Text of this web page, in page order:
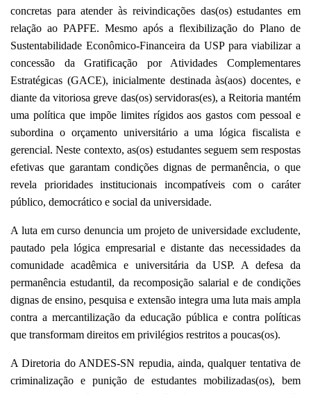
concretas para atender às reivindicações das(os) estudantes em
relação ao PAPFE. Mesmo após a flexibilização do Plano de
Sustentabilidade Econômico-Financeira da USP para viabilizar a
concessão da Gratificação por Atividades Complementares
Estratégicas (GACE), inicialmente destinada às(aos) docentes, e
diante da vitoriosa greve das(os) servidoras(es), a Reitoria mantém
uma política que impõe limites rígidos aos gastos com pessoal e
subordina o orçamento universitário a uma lógica fiscalista e
gerencial. Neste contexto, as(os) estudantes seguem sem respostas
efetivas que garantam condições dignas de permanência, o que
revela prioridades institucionais incompatíveis com o caráter
público, democrático e social da universidade.
A luta em curso denuncia um projeto de universidade excludente,
pautado pela lógica empresarial e distante das necessidades da
comunidade acadêmica e universitária da USP. A defesa da
permanência estudantil, da recomposição salarial e de condições
dignas de ensino, pesquisa e extensão integra uma luta mais ampla
contra a mercantilização da educação pública e contra políticas
que transformam direitos em privilégios restritos a poucas(os).
A Diretoria do ANDES-SN repudia, ainda, qualquer tentativa de
criminalização e punição de estudantes mobilizadas(os), bem